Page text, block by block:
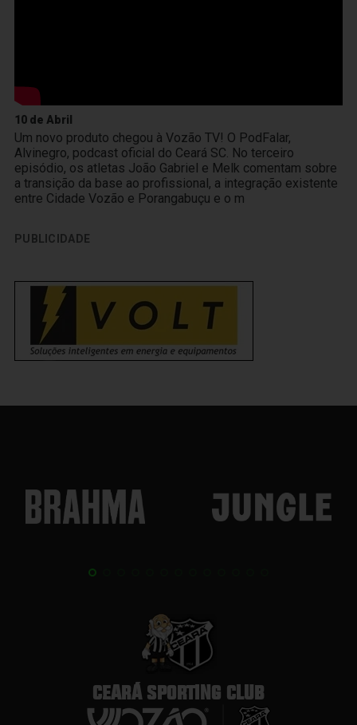
10 de Abril
Um novo produto chegou à Vozão TV! O PodFalar,
Alvinegro, podcast oficial do Ceará SC. No terceiro
episódio, os atletas João Gabriel e Melk comentam sobre
a transição da base ao profissional, a integração existente
entre Cidade Vozão e Porangabuçu e o m
PUBLICIDADE
CEARÁ SPORTING CLUB